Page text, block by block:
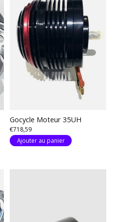
Gocycle Moteur 35UH
€718,59
Ajouter au panier